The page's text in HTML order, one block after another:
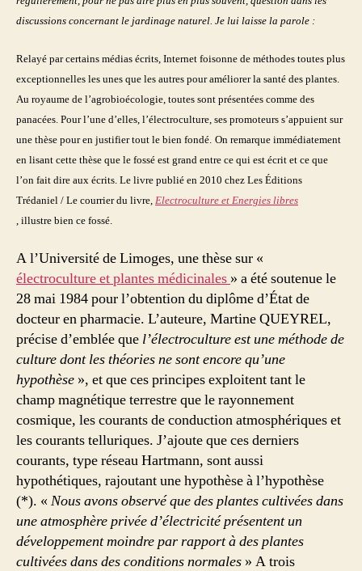
discussions concernant le jardinage naturel. Je lui laisse la parole :
Relayé par certains médias écrits, Internet foisonne de méthodes toutes plus
exceptionnelles les unes que les autres pour améliorer la santé des plantes.
Au royaume de l’agrobioécologie, toutes sont présentées comme des
panacées. Pour l’une d’elles, l’électroculture, ses promoteurs s’appuient sur
une thèse pour en justifier tout le bien fondé. On remarque immédiatement
en lisant cette thèse que le fossé est grand entre ce qui est écrit et ce que
l’on fait dire aux écrits. Le livre publié en 2010 chez Les Éditions
Trédaniel / Le courrier du livre,Electroculture et Energies libres
, illustre bien ce fossé.
A l’Université de Limoges, une thèse sur «
électroculture et plantes médicinales » a été soutenue le
28 mai 1984 pour l’obtention du diplôme d’État de
docteur en pharmacie. L’auteure, Martine QUEYREL,
précise d’emblée que l’électroculture est une méthode de
culture dont les théories ne sont encore qu’une
hypothèse », et que ces principes exploitent tant le
champ magnétique terrestre que le rayonnement
cosmique, les courants de conduction atmosphériques et
les courants telluriques. J’ajoute que ces derniers
courants, type réseau Hartmann, sont aussi
hypothétiques, rajoutant une hypothèse à l’hypothèse
(*). « Nous avons observé que des plantes cultivées dans
une atmosphère privée d’électricité présentent un
développement moindre par rapport à des plantes
cultivées dans des conditions normales » A trois